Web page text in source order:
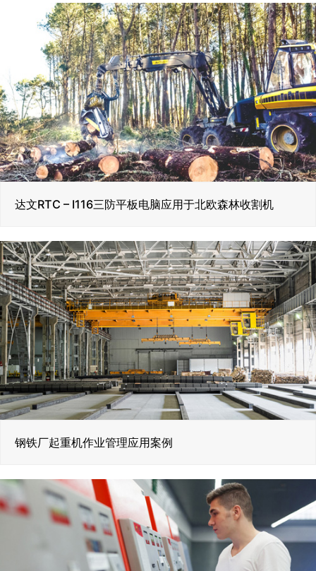
达文RTC – I116三防平板电脑应用于北欧森林收割机
钢铁厂起重机作业管理应用案例